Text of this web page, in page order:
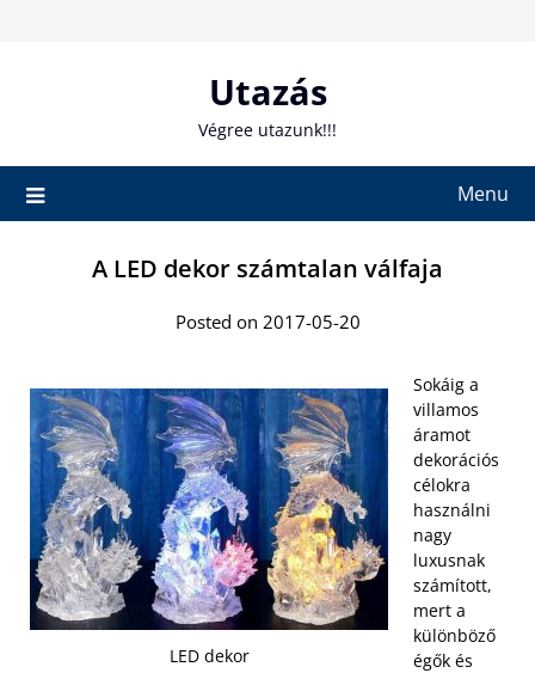
Utazás
Végree utazunk!!!
Menu
A LED dekor számtalan válfaja
Posted on 2017-05-20
LED dekor
Sokáig a
villamos
áramot
dekorációs
célokra
használni
nagy
luxusnak
számított,
mert a
különböző
égők és